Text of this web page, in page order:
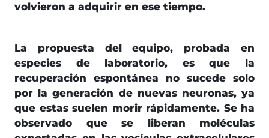
volvieron a adquirir en ese tiempo.
La propuesta del equipo, probada en
especies de laboratorio, es que la
recuperación espontánea no sucede solo
por la generación de nuevas neuronas, ya
que estas suelen morir rápidamente. Se ha
observado que se liberan moléculas